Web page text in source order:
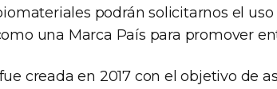
podrán solicitarnos el
una Marca País para promover
creada en 2017 con el objetivo de